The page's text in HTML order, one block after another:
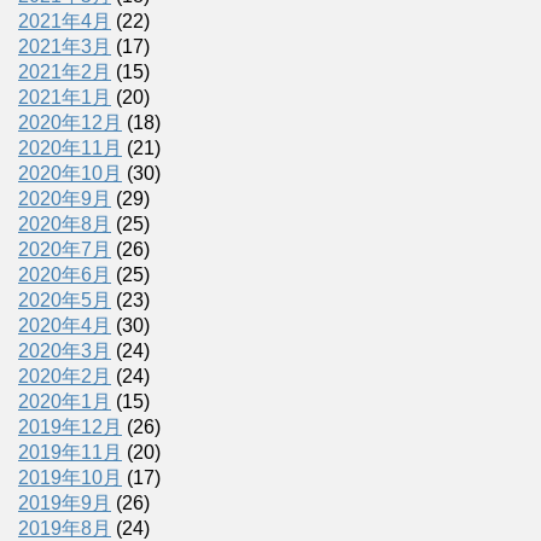
2021年4月 (22)
2021年3月 (17)
2021年2月 (15)
2021年1月 (20)
2020年12月 (18)
2020年11月 (21)
2020年10月 (30)
2020年9月 (29)
2020年8月 (25)
2020年7月 (26)
2020年6月 (25)
2020年5月 (23)
2020年4月 (30)
2020年3月 (24)
2020年2月 (24)
2020年1月 (15)
2019年12月 (26)
2019年11月 (20)
2019年10月 (17)
2019年9月 (26)
2019年8月 (24)